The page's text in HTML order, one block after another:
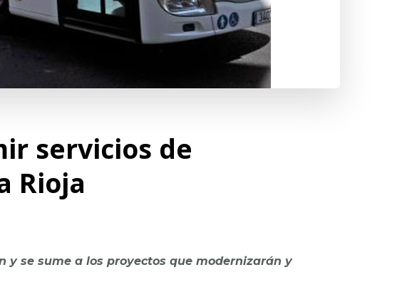
servicios de
Rioja
y se sume a los proyectos que modernizarán y